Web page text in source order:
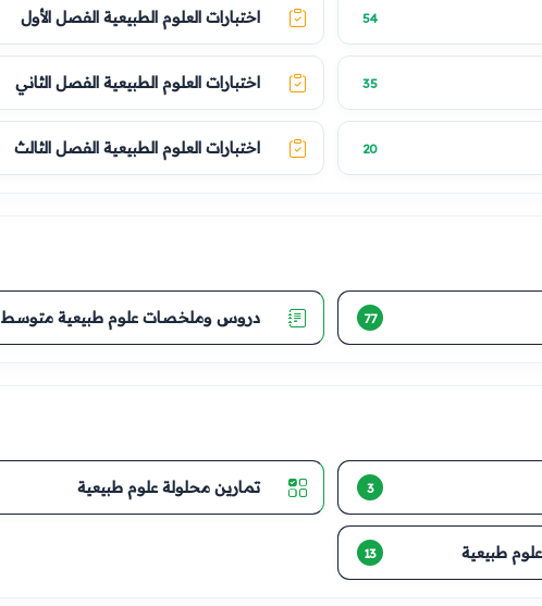
54 اختبارات العلوم الطبيعية الفصل الأول
35 اختبارات العلوم الطبيعية الفصل الثاني
20 اختبارات العلوم الطبيعية الفصل الثالث
77 دروس وملخصات علوم طبيعية متوسط
3 تمارين محلولة علوم طبيعية
طبيعية 13